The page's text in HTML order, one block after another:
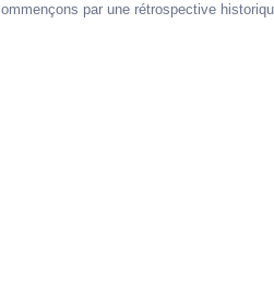
par une rétrospective